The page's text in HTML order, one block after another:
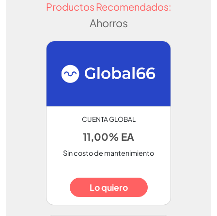
Productos Recomendados:
Ahorros
CUENTA GLOBAL
11,00% EA
Sin costo de mantenimiento
Lo quiero